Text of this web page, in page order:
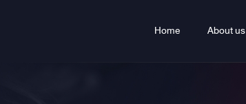
Home About us